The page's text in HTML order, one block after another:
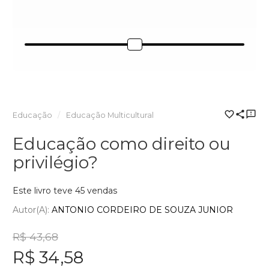
Educação Educação Multicultural
Educação como direito ou
privilégio?
Este livro teve 45 vendas
Autor(a): ANTONIO CORDEIRO DE SOUZA JUNIOR
R$ 43,68
R$ 34,58